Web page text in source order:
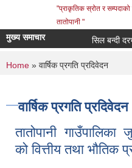
"प्राकृतिक स्रोत र सम्पदाको
तातोपानी "
मुख्य समाचार सिल बन्दी
You are here
Home » वार्षिक प्रगति प्रदिवेदन
वार्षिक प्रगति प्रदिवेदन
तातोपानी
को वित्तीय तथा भौतिक